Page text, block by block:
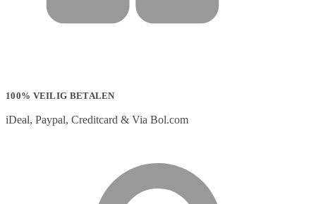
100% VEILIG BETALEN
iDeal, Paypal, Creditcard & Via Bol.com